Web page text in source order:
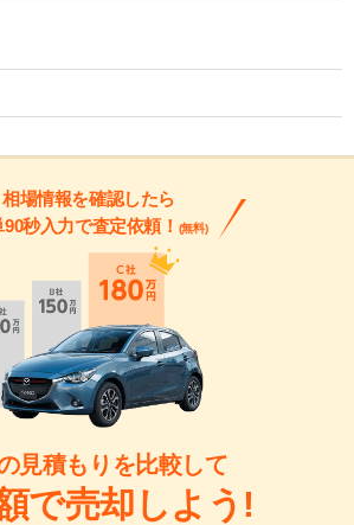
相場情報を確認したら
秒入力で査定依頼！ (無料)
見積もりを比較して
で売却しよう!